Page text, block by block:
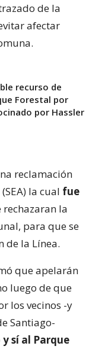
de la
afectar
recurso de
Forestal por
por Hassler
reclamación
la cual fue
rechazaran la
para que se
de la Línea.
que apelarán
luego de que
los vecinos -y
Santiago-
sí al Parque